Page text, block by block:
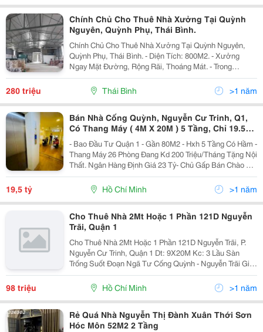
Chính Chủ Cho Thuê Nhà Xưởng Tại Quỳnh
Nguyên, Quỳnh Phụ, Thái Bình.
Chính Chủ Cho Thuê Nhà Xưởng Tại Quỳnh Nguyên,
Quỳnh Phụ, Thái Bình. - Diện Tích: 800M2. - Xưởng
Ngay Mặt Đường, Rộng Rãi, Thoáng Mát. - Trong
Xưởng Có Sẵn 1 Văn Phòng Nhỏ Để Ở Lại. - Điện Nước
Đấu Nối Sẵn Sàng. - Ưu Tiên Cho Thuê Dài Hạn. -...
280 triệu Thái Bình >1 năm
Bán Nhà Cống Quỳnh, Nguyễn Cư Trinh, Q1,
Có Thang Máy ( 4M X 20M ) 5 Tầng, Chỉ 19.5
Tỷ Tl
- Bao Đầu Tư Quận 1 - Gần 80M2 - Hxh 5 Tầng Có Hầm -
Thang Máy 26 Phòng Đang Kd 200 Triệu/Tháng Tặng Nội
Thất. Ngân Hàng Định Giá 23 Tỷ- Chủ Gấp Bán Chào 19
Tỷ5.- Thiết Kế 5 Tầng Đúc Btct Gồm 26 Phòng Kinh
Doanh Khách Sạn Wc Riêng Từng Phòng, Thang...
19,5 tỷ Hồ Chí Minh >1 năm
Cho Thuê Nhà 2Mt Hoặc 1 Phần 121D Nguyễn
Trãi, Quận 1
Cho Thuê Nhà 2Mt Hoặc 1 Phần 121D Nguyễn Trãi, P.
Nguyễn Cư Trinh, Quận 1 Dt: 9X20M Kc: 3 Lầu Sàn
Trống Suốt Đoạn Ngã Tư Cống Quỳnh - Nguyễn Trãi Giá:
98Tr/Tháng Để Biết Thêm Chi Tiết Liên Hệ 0947207272
Anh Vinh (Cty Tnhh Đầu Tư Và Quản Lý...
98 triệu Hồ Chí Minh >1 năm
Rẻ Quá Nhà Nguyễn Thị Đành Xuân Thới Sơn
Hóc Môn 52M2 2 Tầng